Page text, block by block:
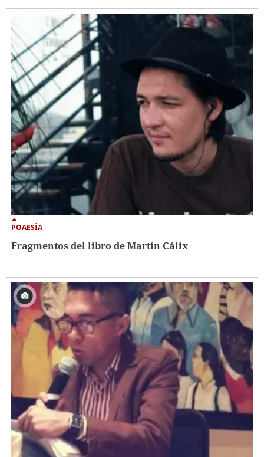
POAESÍA
Fragmentos del libro de Martín Cálix